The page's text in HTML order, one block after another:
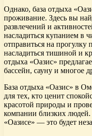
Однако, база отдыха
проживание. Здесь вы
развлечений и
насладиться купанием в
отправиться на прогулку
насладиться тишиной и
отдыха «Оазис»
бассейн, сауну и многое
База отдыха «Оазис» в
для тех, кто ценит
красотой природы и
компании близких
«Оазисе» — это будет